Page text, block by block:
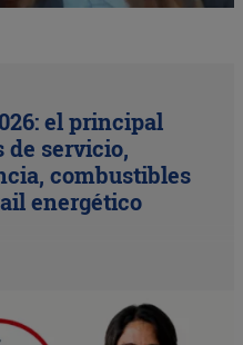
el principal
de servicio,
combustibles
energético